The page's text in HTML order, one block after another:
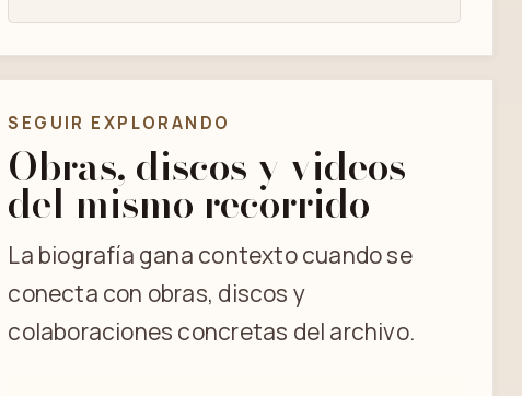
SEGUIR EXPLORANDO
Obras, discos y videos
del mismo recorrido
La biografía gana contexto cuando se
conecta con obras, discos y
colaboraciones concretas del archivo.